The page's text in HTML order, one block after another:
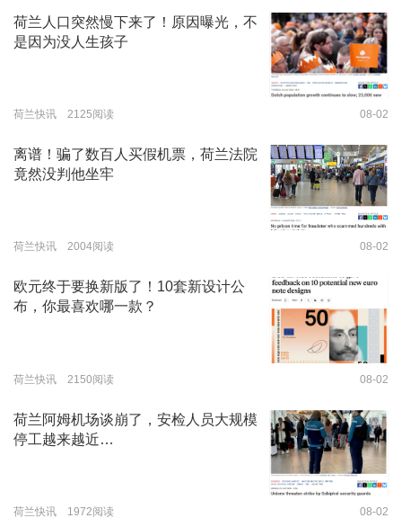
荷兰人口突然慢下来了！原因曝光，不
是因为没人生孩子
荷兰快讯 2125阅读 08-02
离谱！骗了数百人买假机票，荷兰法院
竟然没判他坐牢
荷兰快讯 2004阅读 08-02
欧元终于要换新版了！10套新设计公
布，你最喜欢哪一款？
荷兰快讯 2150阅读 08-02
荷兰阿姆机场谈崩了，安检人员大规模
停工越来越近…
荷兰快讯 1972阅读 08-02